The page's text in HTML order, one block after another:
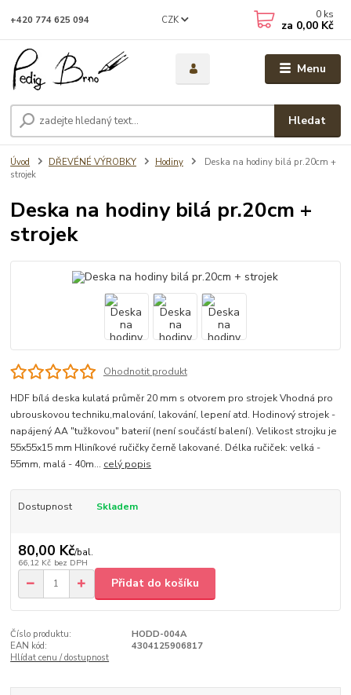
Menu
CZK
Hledat
+420 774 625 094 0 ks
za 0,00 Kč
Úvod DŘEVÉNÉ VÝROBKY Hodiny
Deska na hodiny bilá pr.20cm +
strojek
Deska na hodiny bilá pr.20cm +
strojek
Ohodnotit produkt
HDF bílá deska kulatá průměr 20 mm s otvorem pro strojek Vhodná pro
ubrouskovou techniku,malování, lakování, lepení atd. Hodinový strojek -
napájený AA "tužkovou" baterií (není součástí balení). Velikost strojku je
55x55x15 mm Hliníkové ručičky černě lakované. Délka ručiček: velká -
55mm, malá - 40m... celý popis
Dostupnost Skladem
80,00 Kč/bal.
66,12 Kč bez DPH
Přidat do košíku
Číslo produktu:
HODD-004A
EAN kód:
4304125906817
Hlídat cenu / dostupnost